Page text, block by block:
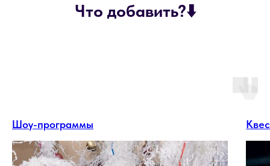
Что добавить?⬇️
Шоу-программы